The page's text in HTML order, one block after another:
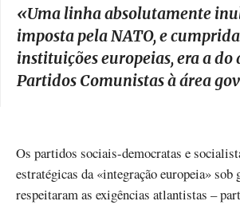
«Uma linha absolutamente
imposta pela NATO, e
instituições europeias, era a do
Partidos Comunistas à área
Os partidos sociais-democratas e
estratégicas da «integração europeia» sob
respeitaram as exigências atlantistas –